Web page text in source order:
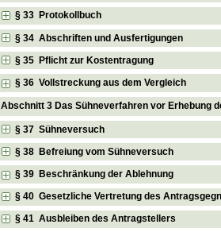
§ 33 Protokollbuch
§ 34 Abschriften und Ausfertigungen
§ 35 Pflicht zur Kostentragung
§ 36 Vollstreckung aus dem Vergleich
Abschnitt 3 Das Sühneverfahren vor Erhebung
§ 37 Sühneversuch
§ 38 Befreiung vom Sühneversuch
§ 39 Beschränkung der Ablehnung
§ 40 Gesetzliche Vertretung des
§ 41 Ausbleiben des Antragstellers